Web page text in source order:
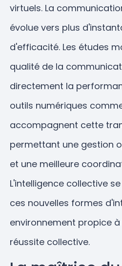
virtuels. La
évolue vers plus
d'efficacité. Les études
qualité de la
directement la
outils numériques
accompagnent cette
permettant une gestion
et une meilleure
L'intelligence collective
ces nouvelles formes
environnement propice
réussite collective.